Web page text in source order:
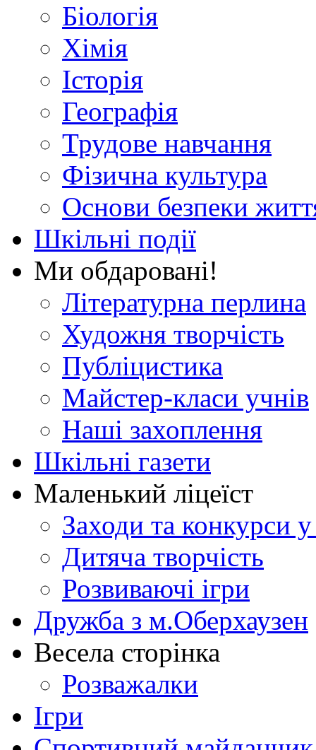
Біологія
Хімія
Історія
Географія
Трудове навчання
Фізична культура
Основи безпеки
Шкільні події
Ми обдаровані!
Літературна перлина
Художня творчість
Публіцистика
Майстер-класи учнів
Наші захоплення
Шкільні газети
Маленький ліцеїст
Заходи та конкурси у
Дитяча творчість
Розвиваючі ігри
Дружба з м.Оберхаузен
Весела сторінка
Розважалки
Ігри